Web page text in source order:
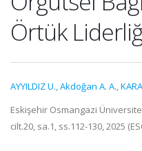
Örtük
AYYILDIZ U.,Akdoğan A. A.,
Eskişehir Osmangazi
cilt.20, sa.1, ss.112-130, 2025